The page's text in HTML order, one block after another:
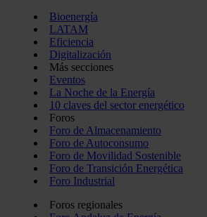
Bioenergía
LATAM
Eficiencia
Digitalización
Más secciones
Eventos
La Noche de la Energía
10 claves del sector energético
Foros
Foro de Almacenamiento
Foro de Autoconsumo
Foro de Movilidad Sostenible
Foro de Transición Energética
Foro Industrial
Foros regionales